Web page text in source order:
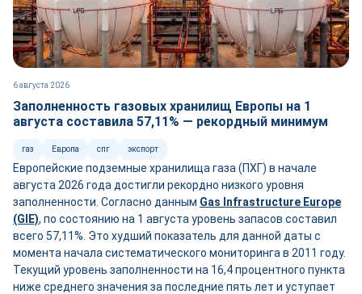
6 августа 2026
Заполненность газовых хранилищ Европы на 1
августа составила 57,11% — рекордный минимум
газ Европа спг экспорт
Европейские подземные хранилища газа (ПХГ) в начале
августа 2026 года достигли рекордно низкого уровня
заполненности. Согласно данным Gas Infrastructure Europe
(GIE), по состоянию на 1 августа уровень запасов составил
всего 57,11%. Это худший показатель для данной даты с
момента начала систематического мониторинга в 2011 году.
Текущий уровень заполненности на 16,4 процентного пункта
ниже среднего значения за последние пять лет и уступает